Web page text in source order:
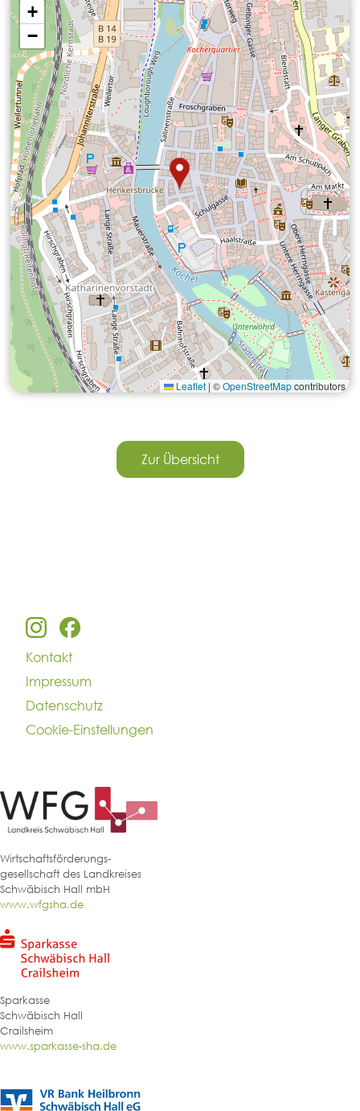
+
−
Leaflet | ©OpenStreetMapcontributors
Zur Übersicht
Kontakt
Impressum
Datenschutz
Cookie-Einstellungen
Wirtschaftsförderungs-
gesellschaft des Landkreises
Schwäbisch Hall mbH
www.wfgsha.de
Sparkasse
Schwäbisch Hall
Crailsheim
www.sparkasse-sha.de